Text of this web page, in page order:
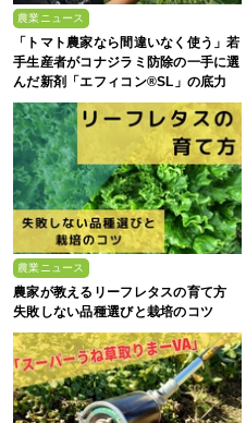
農業ニュース
「トマト農家なら間違いなく使う」若
手生産者がコナジラミ防除の一手に選
んだ新剤「エフィコン®SL」の底力
農業ニュース
農家が教えるリーフレタスの育て方
失敗しない品種選びと栽培のコツ